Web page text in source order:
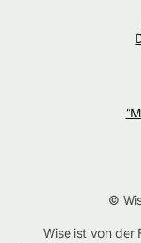
©
Wise ist von der